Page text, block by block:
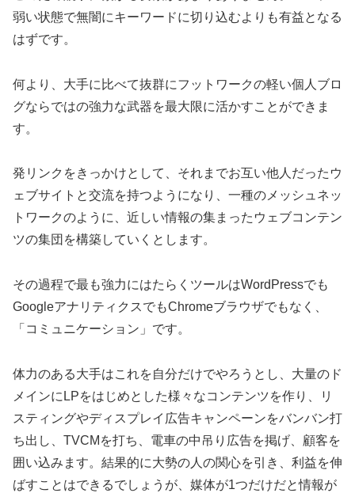
弱い状態で無闇にキーワードに切り込むよりも有益となる
はずです。
何より、大手に比べて抜群にフットワークの軽い個人ブロ
グならではの強力な武器を最大限に活かすことができま
す。
発リンクをきっかけとして、それまでお互い他人だったウ
ェブサイトと交流を持つようになり、一種のメッシュネッ
トワークのように、近しい情報の集まったウェブコンテン
ツの集団を構築していくとします。
その過程で最も強力にはたらくツールはWordPressでも
GoogleアナリティクスでもChromeブラウザでもなく、
「コミュニケーション」です。
体力のある大手はこれを自分だけでやろうとし、大量のド
メインにLPをはじめとした様々なコンテンツを作り、リ
スティングやディスプレイ広告キャンペーンをバンバン打
ち出し、TVCMを打ち、電車の中吊り広告を掲げ、顧客を
囲い込みます。結果的に大勢の人の関心を引き、利益を伸
ばすことはできるでしょうが、媒体が1つだけだと情報が